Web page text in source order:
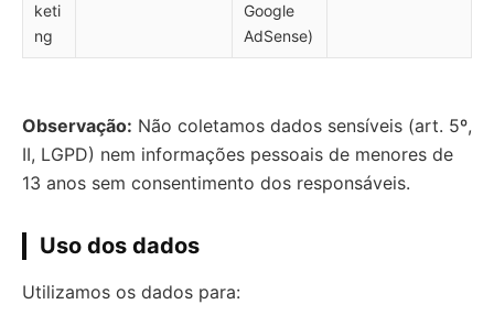
keti
ng
Google
AdSense)
Observação: Não coletamos dados sensíveis (art. 5º,
II, LGPD) nem informações pessoais de menores de
13 anos sem consentimento dos responsáveis.
Uso dos dados
Utilizamos os dados para: